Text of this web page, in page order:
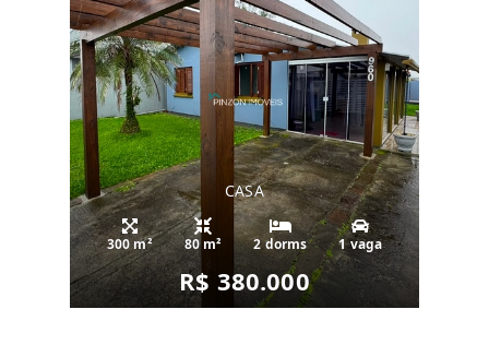
CASA
300 m² 80 m² 2 dorms 1 vaga
R$ 380.000